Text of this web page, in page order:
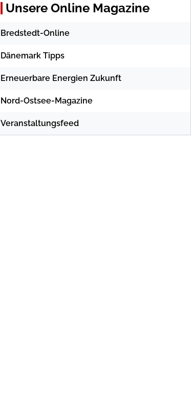
Unsere Online Magazine
Bredstedt-Online
Dänemark Tipps
Erneuerbare Energien Zukunft
Nord-Ostsee-Magazine
Veranstaltungsfeed